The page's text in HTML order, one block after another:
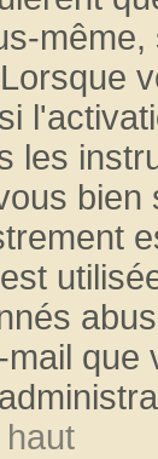
les
bien
que